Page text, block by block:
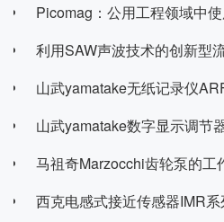
Picomag：公用工程领域中
利用SAW声波技术的创新型
山武yamatake无纸记录仪
山武yamatake数字显示调节
马祖奇Marzocchi齿轮泵的工